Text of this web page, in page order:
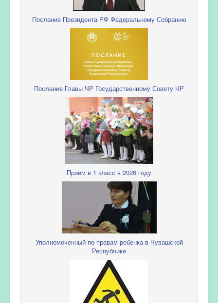
Послание Президента РФ Федеральному Собранию
Послание Главы ЧР Государственному Совету ЧР
Прием в 1 класс в 2026 году
Уполномоченный по правам ребенка в Чувашской
Республике